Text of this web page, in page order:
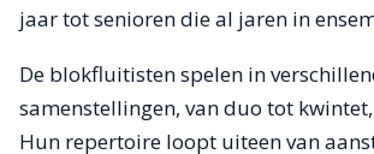
jaar tot senioren die al jaren in
De blokfluitisten spelen in
samenstellingen, van duo tot
Hun repertoire loopt uiteen van